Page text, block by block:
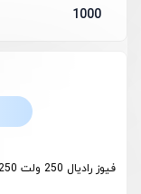
1000
فیوز رادیال 250 ولت 250 میلی آمپر کندسوز